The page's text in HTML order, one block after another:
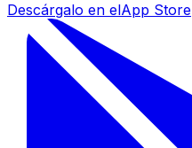
Descárgalo en elApp Store